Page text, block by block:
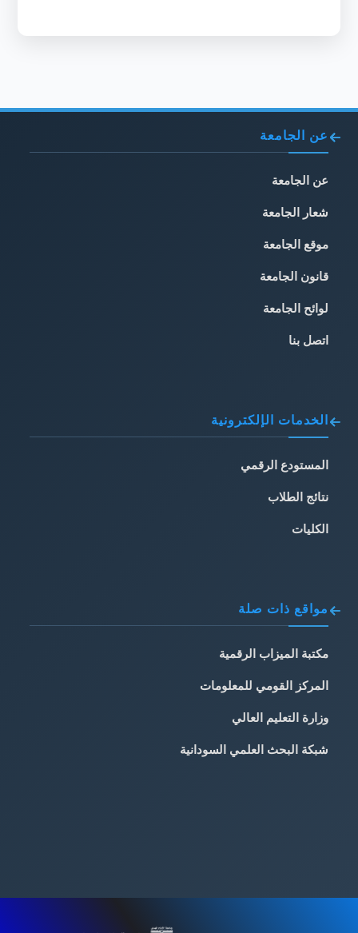
عن الجامعة
عن الجامعة
شعار الجامعة
موقع الجامعة
قانون الجامعة
لوائح الجامعة
اتصل بنا
الخدمات الإلكترونية
المستودع الرقمي
نتائج الطلاب
الكليات
مواقع ذات صلة
مكتبة الميزاب الرقمية
المركز القومي للمعلومات
وزارة التعليم العالي
شبكة البحث العلمي السودانية